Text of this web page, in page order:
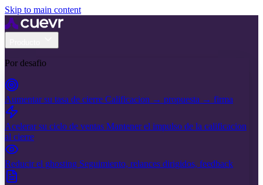
Skip to main content
Por desafio
Aumentar su tasa de cierre Calificacion → propuesta → firma
Acelerar su ciclo de ventas Mantener el impulso de la calificacion
al cierre
Reducir el ghosting Seguimiento, relances dirigidos, feedback